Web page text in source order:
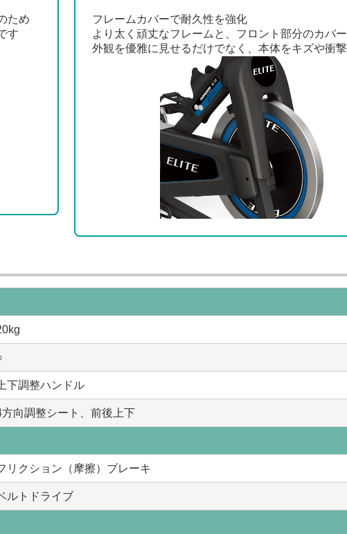
ため
す
フレームカバーで耐久性を強化
より太く頑丈なフレームと、フロント部分のカバ
外観を優雅に見せるだけでなく、本体をキズや衝
上下調整ハンドル
方向調整シート、前後上下
リクション（摩擦）ブレーキ
ルトドライブ